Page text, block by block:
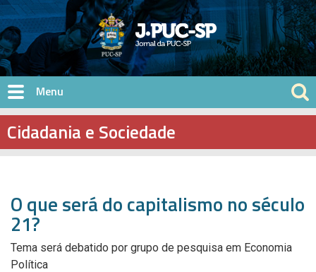
Pular para o conteúdo principal
Cidadania e Sociedade
O que será do capitalismo no século
21?
Tema será debatido por grupo de pesquisa em Economia
Política